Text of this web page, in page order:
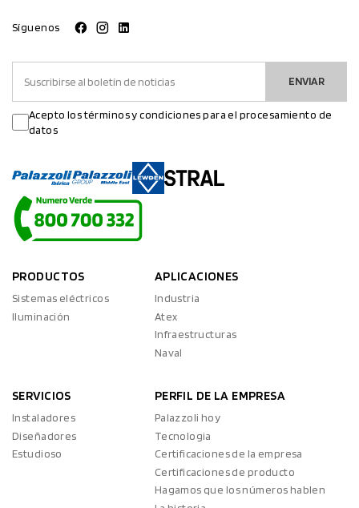
Síguenos
ENVIAR
Acepto los términos y condiciones para el procesamiento de
datos
PRODUCTOS
Sistemas eléctricos
Iluminación
APLICACIONES
Industria
Atex
Infraestructuras
Naval
SERVICIOS
Instaladores
Diseñadores
Estudioso
PERFIL DE LA EMPRESA
Palazzoli hoy
Tecnologia
Certificaciones de la empresa
Certificaciones de producto
Hagamos que los números hablen